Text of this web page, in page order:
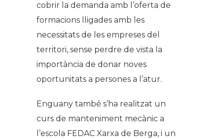
cobrir la demanda amb l’oferta de
formacions lligades amb les
necessitats de les empreses del
territori, sense perdre de vista la
importància de donar noves
oportunitats a persones a l’atur.
Enguany també s’ha realitzat un
curs de manteniment mecànic a
l’escola FEDAC Xarxa de Berga, i un